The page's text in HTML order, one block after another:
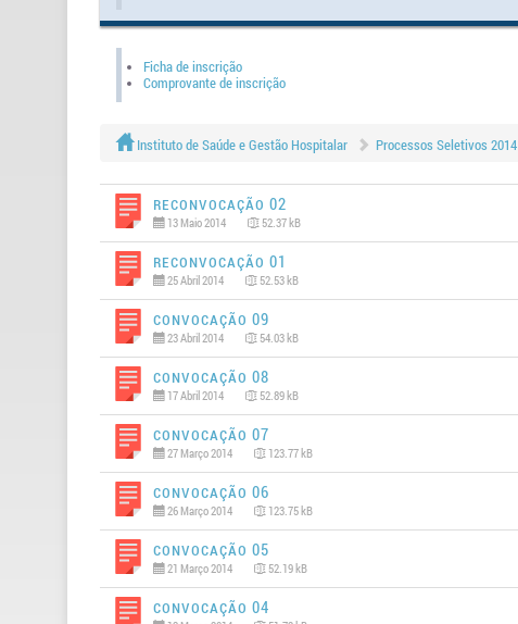
Ficha de inscrição
Comprovante de inscrição
Instituto de Saúde e Gestão Hospitalar Processos Seletivos 2014
Reconvocação 02
13 Maio 2014 52.37 kB
Reconvocação 01
25 Abril 2014 52.53 kB
Convocação 09
23 Abril 2014 54.03 kB
Convocação 08
17 Abril 2014 52.89 kB
Convocação 07
27 Março 2014 123.77 kB
Convocação 06
26 Março 2014 123.75 kB
Convocação 05
21 Março 2014 52.19 kB
Convocação 04